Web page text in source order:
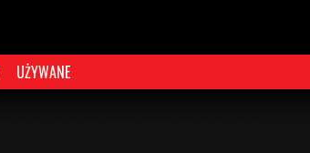
UŻYWANE